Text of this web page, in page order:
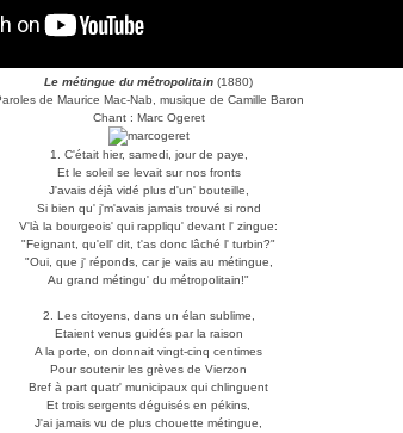
Le métingue du métropolitain (1880)
de Maurice Mac-Nab, musique de Camille Baron
Chant : Marc Ogeret
1. C'était hier, samedi, jour de paye,
Et le soleil se levait sur nos fronts
J'avais déjà vidé plus d'un' bouteille,
Si bien qu' j'm'avais jamais trouvé si rond
V'là la bourgeois' qui rappliqu' devant l' zingue:
"Feignant, qu'ell' dit, t'as donc lâché l' turbin?"
"Oui, que j' réponds, car je vais au métingue,
Au grand métingu' du métropolitain!"
2. Les citoyens, dans un élan sublime,
Etaient venus guidés par la raison
A la porte, on donnait vingt-cinq centimes
Pour soutenir les grèves de Vierzon
Bref à part quatr' municipaux qui chlinguent
Et trois sergents déguisés en pékins,
J'ai jamais vu de plus chouette métingue,